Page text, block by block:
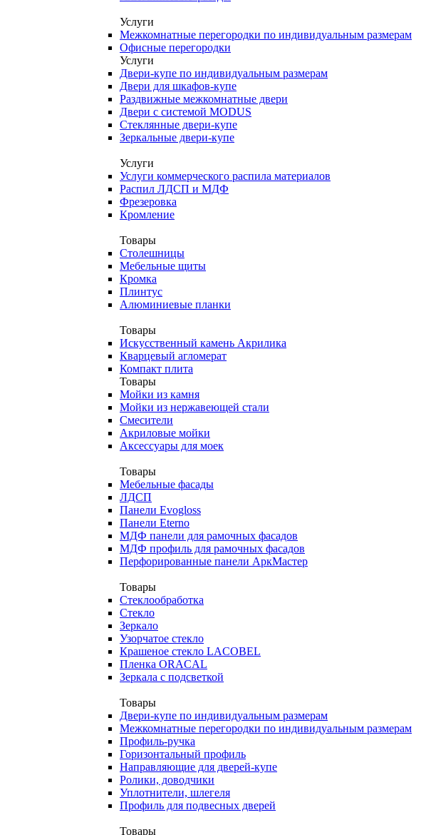
Услуги
Межкомнатные перегородки по индивидуальным размерам
Офисные перегородки
Услуги
Двери-купе по индивидуальным размерам
Двери для шкафов-купе
Раздвижные межкомнатные двери
Двери с системой MODUS
Стеклянные двери-купе
Зеркальные двери-купе
Услуги
Услуги коммерческого распила материалов
Распил ЛДСП и МДФ
Фрезеровка
Кромление
Товары
Столешницы
Мебельные щиты
Кромка
Плинтус
Алюминиевые планки
Товары
Искусственный камень Акрилика
Кварцевый агломерат
Компакт плита
Товары
Мойки из камня
Мойки из нержавеющей стали
Смесители
Акриловые мойки
Аксессуары для моек
Товары
Мебельные фасады
ЛДСП
Панели Evogloss
Панели Eterno
МДФ панели для рамочных фасадов
МДФ профиль для рамочных фасадов
Перфорированные панели АркМастер
Товары
Стеклообработка
Стекло
Зеркало
Узорчатое стекло
Крашеное стекло LACOBEL
Пленка ORACAL
Зеркала с подсветкой
Товары
Двери-купе по индивидуальным размерам
Межкомнатные перегородки по индивидуальным размерам
Профиль-ручка
Горизонтальный профиль
Направляющие для дверей-купе
Ролики, доводчики
Уплотнители, шлегеля
Профиль для подвесных дверей
Товары